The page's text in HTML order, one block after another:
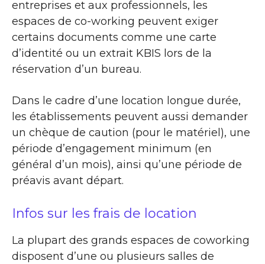
entreprises et aux professionnels, les
espaces de co-working peuvent exiger
certains documents comme une carte
d’identité ou un extrait KBIS lors de la
réservation d’un bureau.
Dans le cadre d’une location longue durée,
les établissements peuvent aussi demander
un chèque de caution (pour le matériel), une
période d’engagement minimum (en
général d’un mois), ainsi qu’une période de
préavis avant départ.
Infos sur les frais de location
La plupart des grands espaces de coworking
disposent d’une ou plusieurs salles de